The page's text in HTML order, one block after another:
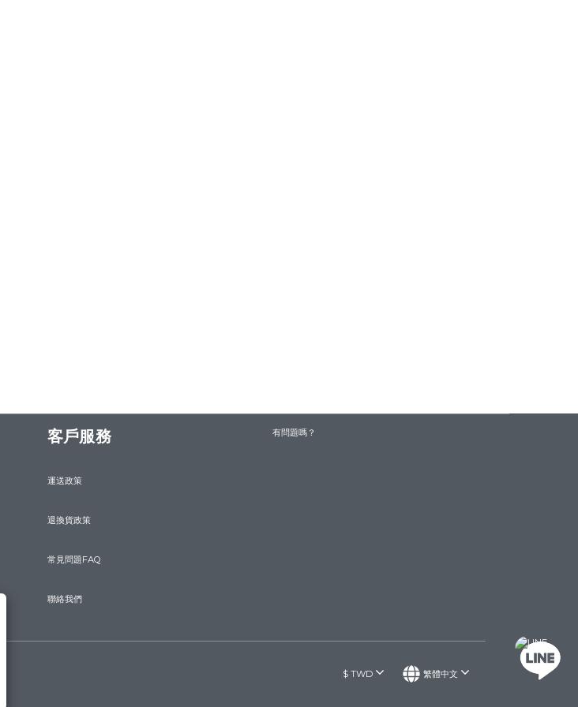
客戶服務
運送政策
退換貨政策
常見問題FAQ
聯絡我們
有問題嗎？
$ TWD 繁體中文